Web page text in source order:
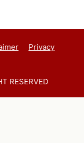
Privacy
RESERVED